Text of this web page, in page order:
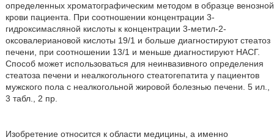
определенных хроматографическим методом в образце венозной
крови пациента. При соотношении концентрации 3-
гидроксимасляной кислоты к концентрации 3-метил-2-
оксовалериановой кислоты 19/1 и больше диагностируют стеатоз
печени, при соотношении 13/1 и меньше диагностируют НАСГ.
Способ может использоваться для неинвазивного определения
стеатоза печени и неалкогольного стеатогепатита у пациентов
мужского пола с неалкогольной жировой болезнью печени. 5 ил.,
3 табл., 2 пр.
Изобретение относится к области медицины, а именно